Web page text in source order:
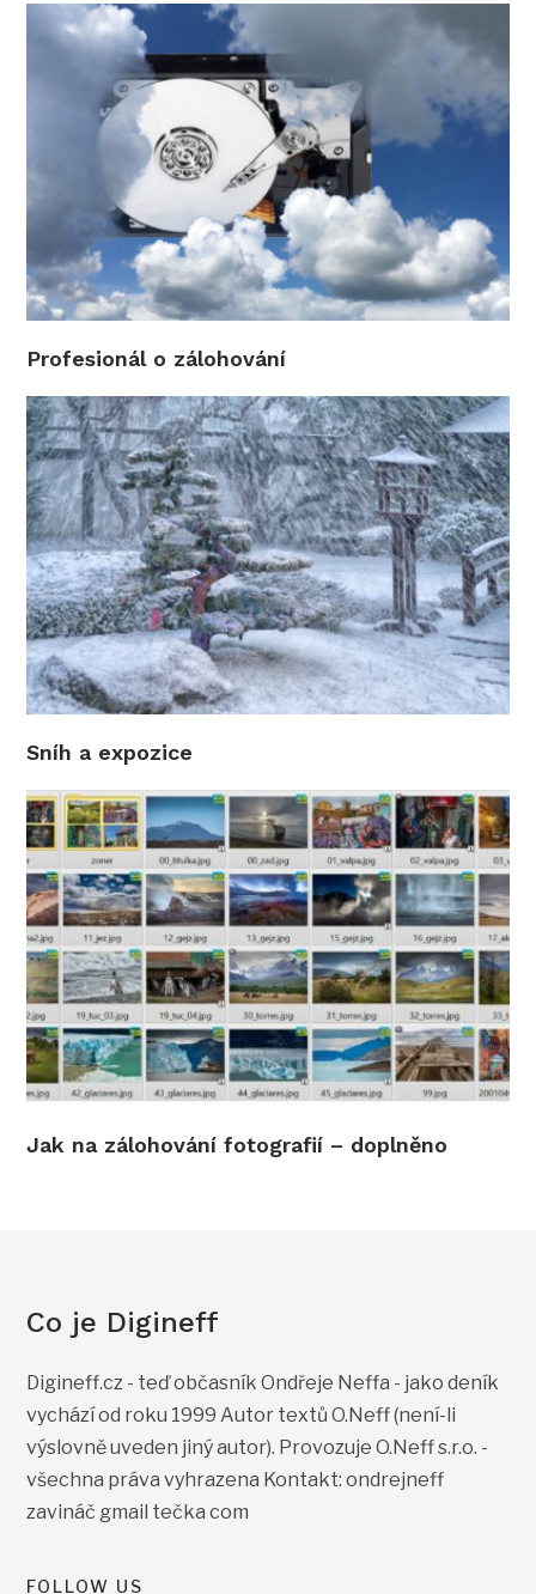
Profesionál o zálohování
Sníh a expozice
Jak na zálohování fotografií – doplněno
Co je Digineff
Digineff.cz - teď občasník Ondřeje Neffa - jako deník
vychází od roku 1999 Autor textů O.Neff (není-li
výslovně uveden jiný autor). Provozuje O.Neff s.r.o. -
všechna práva vyhrazena Kontakt: ondrejneff
zavináč gmail tečka com
FOLLOW US